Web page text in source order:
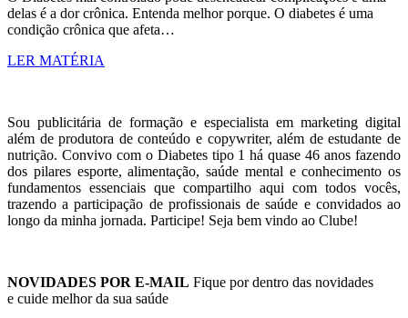
delas é a dor crônica. Entenda melhor porque. O diabetes é uma
condição crônica que afeta…
LER MATÉRIA
Sou publicitária de formação e especialista em marketing digital
além de produtora de conteúdo e copywriter, além de estudante de
nutrição. Convivo com o Diabetes tipo 1 há quase 46 anos fazendo
dos pilares esporte, alimentação, saúde mental e conhecimento os
fundamentos essenciais que compartilho aqui com todos vocês,
trazendo a participação de profissionais de saúde e convidados ao
longo da minha jornada. Participe! Seja bem vindo ao Clube!
NOVIDADES POR E-MAIL Fique por dentro das novidades
e cuide melhor da sua saúde